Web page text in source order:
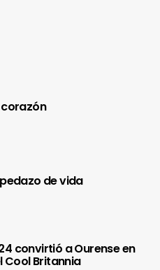
de vida
convirtió a Ourense en
Cool Britannia